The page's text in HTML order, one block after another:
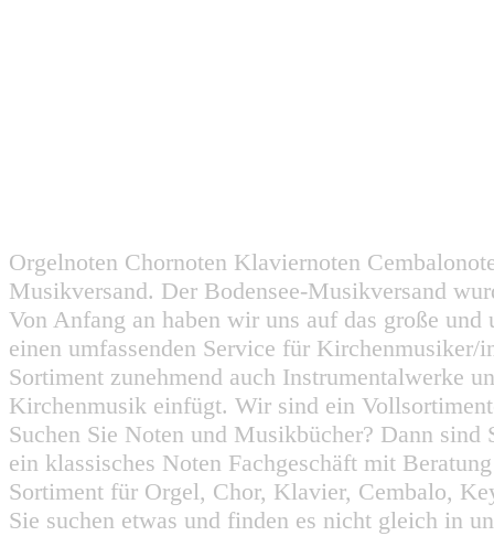
Orgelnoten Chornoten Klaviernoten
Musikversand. Der Bodensee-Musikversand
Von Anfang an haben wir uns auf das große
einen umfassenden Service für
Sortiment zunehmend auch Instrumentalwerke
Kirchenmusik einfügt. Wir sind ein
Suchen Sie Noten und Musikbücher? Dann
ein klassisches Noten Fachgeschäft mit
Sortiment für Orgel, Chor, Klavier, Cembalo,
Sie suchen etwas und finden es nicht gleich in